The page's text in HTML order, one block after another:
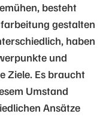
besteht
gestalten
haben
und
Ziele. Es braucht
Umstand
Ansätze